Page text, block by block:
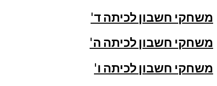
משחקי חשבון לכיתה ד'
משחקי חשבון לכיתה ה'
משחקי חשבון לכיתה ו'